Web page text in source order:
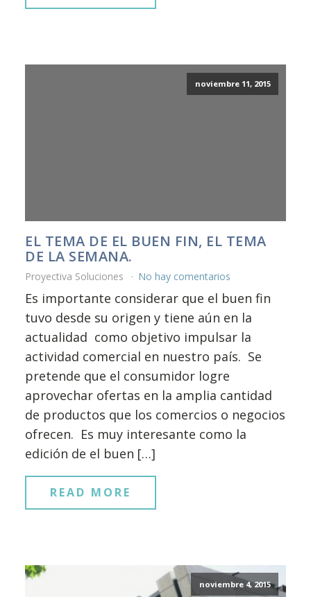
noviembre 11, 2015
EL TEMA DE EL BUEN FIN, EL TEMA
DE LA SEMANA.
Proyectiva Soluciones No hay comentarios
Es importante considerar que el buen fin
tuvo desde su origen y tiene aún en la
actualidad como objetivo impulsar la
actividad comercial en nuestro país. Se
pretende que el consumidor logre
aprovechar ofertas en la amplia cantidad
de productos que los comercios o negocios
ofrecen. Es muy interesante como la
edición de el buen […]
READ MORE
noviembre 4, 2015